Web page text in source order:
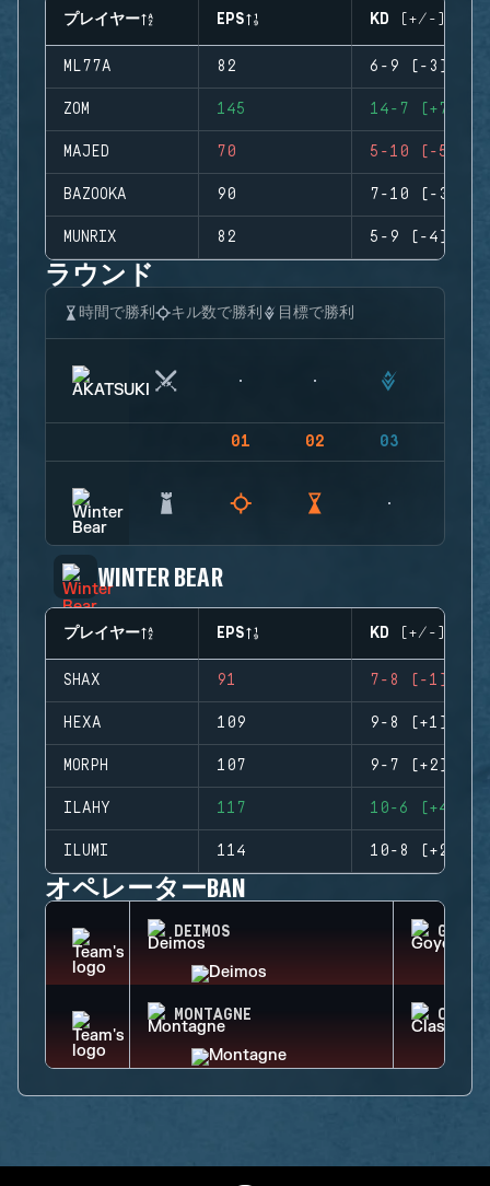
プレイヤー EPS KD (+/-)
ML77A 82 6-9 (-3)
ZOM 145 14-7 (+7)
MAJED 70 5-10 (-5)
BAZOOKA 90 7-10 (-3)
MUNRIX 82 5-9 (-4)
ラウンド
時間で勝利 キル数で勝利 目標で勝利
01 02 03
WINTER BEAR
プレイヤー EPS KD (+/-)
SHAX 91 7-8 (-1)
HEXA 109 9-8 (+1)
MORPH 107 9-7 (+2)
ILAHY 117 10-6 (+4)
ILUMI 114 10-8 (+2)
オペレーターBAN
DEIMOS GOYO
MONTAGNE CLASH